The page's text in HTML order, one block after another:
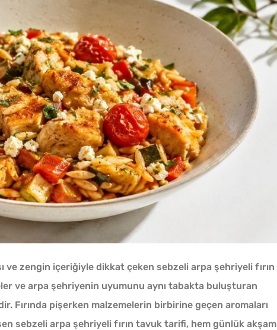
ve zengin içeriğiyle dikkat çeken sebzeli arpa şehriyeli fırın
ve arpa şehriyenin uyumunu aynı tabakta buluşturan
Fırında pişerken malzemelerin birbirine geçen aromaları
sebzeli arpa şehriyeli fırın tavuk tarifi, hem günlük akşam